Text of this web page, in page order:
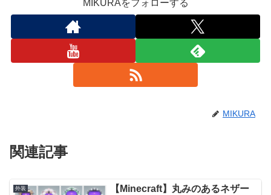
MIKURAをフォローする
MIKURA
関連記事
外装
【Minecraft】丸みのあるネザー